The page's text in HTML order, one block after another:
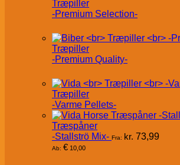
Træpiller
-Premium Selection-
Træpiller
-Premium Quality-
Træpiller
-Varme Pellets-
Træspåner
-Stallströ Mix- Fra: kr. 73,99
Ab: € 10,00